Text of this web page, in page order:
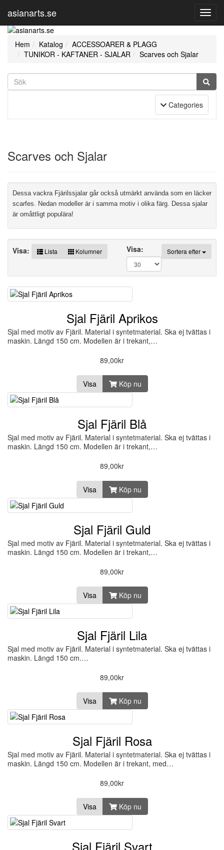
asianarts.se
Hem Katalog
ACCESSOARER & PLAGG
TUNIKOR - KAFTANER - SJALAR
Scarves och Sjalar
Toggle Navigation
Categories
Scarves och Sjalar
Dessa vackra Fjärilssjalar går också utmärkt använda som en läcker
scarfes. Nedan modeller är i samma motiv i olika färg. Dessa sjalar
är omåttligt populära!
Sortera efter
Visa:
Visa: Lista Kolumner
Sjal Fjäril Aprikos
Sjal med motiv av Fjäril. Material i syntetmaterial. Ska ej tvättas i
maskin. Längd 150 cm. Modellen är i trekant,…
89,00kr
Visa Köp nu
Sjal Fjäril Blå
Sjal med motiv av Fjäril. Material i syntetmaterial. Ska ej tvättas i
maskin. Längd 150 cm. Modellen är i trekant,…
89,00kr
Visa Köp nu
Sjal Fjäril Guld
Sjal med motiv av Fjäril. Material i syntetmaterial. Ska ej tvättas i
maskin. Längd 150 cm. Modellen är i trekant,…
89,00kr
Visa Köp nu
Sjal Fjäril Lila
Sjal med motiv av Fjäril. Material i syntetmaterial. Ska ej tvättas i
maskin. Längd 150 cm.…
89,00kr
Visa Köp nu
Sjal Fjäril Rosa
Sjal med motiv av Fjäril. Material i syntetmaterial. Ska ej tvättas i
maskin. Längd 150 cm. Modellen är i trekant, med…
89,00kr
Visa Köp nu
Sjal Fjäril Svart